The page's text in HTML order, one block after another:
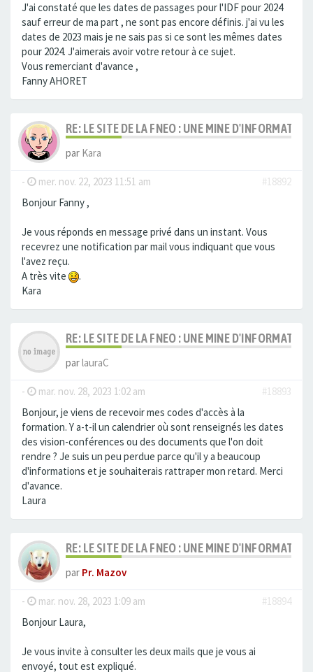
J'ai constaté que les dates de passages pour l'IDF pour 2024
sauf erreur de ma part , ne sont pas encore définis. j'ai vu les
dates de 2023 mais je ne sais pas si ce sont les mêmes dates
pour 2024. J'aimerais avoir votre retour à ce sujet.
Vous remerciant d'avance ,
Fanny AHORET
RE: LE SITE DE LA FNEO : UNE MINE
par Kara
- mer. nov. 22, 2023 11:51 am
#18892
Bonjour Fanny ,
Je vous réponds en message privé dans un instant. Vous
recevrez une notification par mail vous indiquant que vous
l'avez reçu.
A très vite
.
Kara
RE: LE SITE DE LA FNEO : UNE MINE
parlauraC
- mar. nov. 28, 2023 1:02 am
#18893
Bonjour, je viens de recevoir mes codes d'accès à la
formation. Y a-t-il un calendrier où sont renseignés les dates
des vision-conférences ou des documents que l'on doit
rendre ? Je suis un peu perdue parce qu'il y a beaucoup
d'informations et je souhaiterais rattraper mon retard. Merci
d'avance.
Laura
RE: LE SITE DE LA FNEO : UNE MINE
par Pr. Mazov
- mar. nov. 28, 2023 1:09 am
#18894
Bonjour Laura,
Je vous invite à consulter les deux mails que je vous ai
envoyé, tout est expliqué.